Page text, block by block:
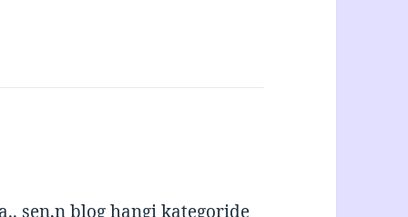
sen,n blog hangi kategoride